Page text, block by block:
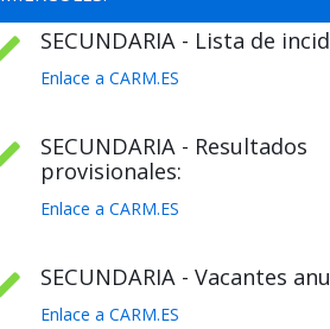
SECUNDARIA - Lista de
Enlace a CARM.ES
SECUNDARIA - Resultados
provisionales:
Enlace a CARM.ES
SECUNDARIA - Vacantes
Enlace a CARM.ES